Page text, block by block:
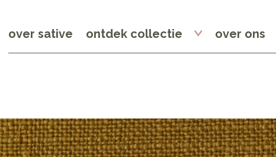
over sative ontdek collectie over ons